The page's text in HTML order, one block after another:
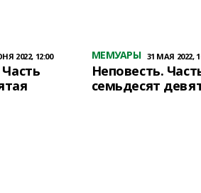
2022, 12:00 МЕМУАРЫ 31 МАЯ 2022,
Неповесть.
семьдесят